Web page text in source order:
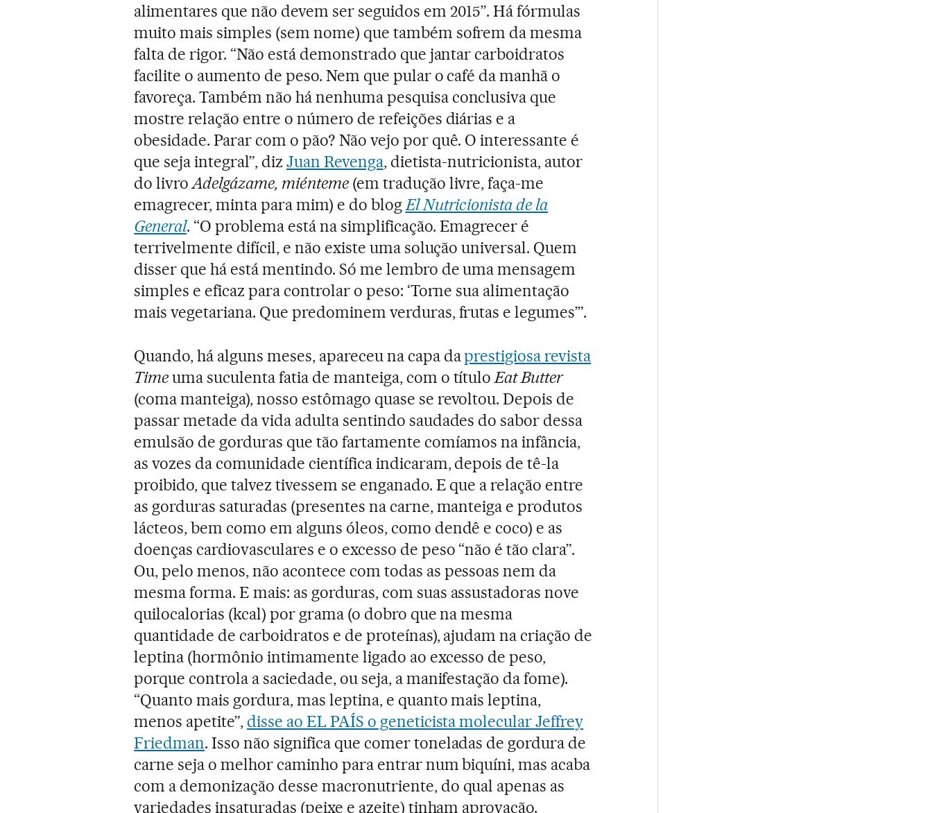
alimentares que não devem ser seguidos em 2015”. Há fórmulas
muito mais simples (sem nome) que também sofrem da mesma
falta de rigor. “Não está demonstrado que jantar carboidratos
facilite o aumento de peso. Nem que pular o café da manhã o
favoreça. Também não há nenhuma pesquisa conclusiva que
mostre relação entre o número de refeições diárias e a
obesidade. Parar com o pão? Não vejo por quê. O interessante é
que seja integral”, diz Juan Revenga, dietista-nutricionista, autor
do livroAdelgázame, miénteme(em tradução livre, faça-me
emagrecer, minta para mim) e do blogEl Nutricionista de la
General. “O problema está na simplificação. Emagrecer é
terrivelmente difícil, e não existe uma solução universal. Quem
disser que há está mentindo. Só me lembro de uma mensagem
simples e eficaz para controlar o peso: ‘Torne sua alimentação
mais vegetariana. Que predominem verduras, frutas e legumes’”.
Quando, há alguns meses, apareceu na capa daprestigiosa revista
Timeuma suculenta fatia de manteiga, com o títuloEat Butter
(coma manteiga), nosso estômago quase se revoltou. Depois de
passar metade da vida adulta sentindo saudades do sabor dessa
emulsão de gorduras que tão fartamente comíamos na infância,
as vozes da comunidade científica indicaram, depois de tê-la
proibido, que talvez tivessem se enganado. E que a relação entre
as gorduras saturadas (presentes na carne, manteiga e produtos
lácteos, bem como em alguns óleos, como dendê e coco) e as
doenças cardiovasculares e o excesso de peso “não é tão clara”.
Ou, pelo menos, não acontece com todas as pessoas nem da
mesma forma. E mais: as gorduras, com suas assustadoras nove
quilocalorias (kcal) por grama (o dobro que na mesma
quantidade de carboidratos e de proteínas), ajudam na criação de
leptina (hormônio intimamente ligado ao excesso de peso,
porque controla a saciedade, ou seja, a manifestação da fome).
“Quanto mais gordura, mas leptina, e quanto mais leptina,
menos apetite”, disse ao EL PAÍS o geneticista molecular Jeffrey
Friedman. Isso não significa que comer toneladas de gordura de
carne seja o melhor caminho para entrar num biquíni, mas acaba
com a demonização desse macronutriente, do qual apenas as
variedades insaturadas (peixe e azeite) tinham aprovação.